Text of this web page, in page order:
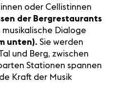
oder Cellistinnen
der Bergrestaurants
musikalische Dialoge
unten). Sie werden
und Berg, zwischen
Stationen spannen
Kraft der Musik